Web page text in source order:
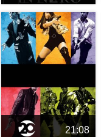
21:08